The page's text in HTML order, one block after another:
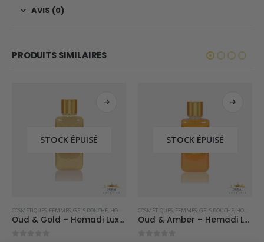
AVIS (0)
PRODUITS SIMILAIRES
PARFUMS
STOCK ÉPUISÉ
COSMÉTIQUES FEMMES GELS DOUCHE HOMMES
Oud & Gold – Hemadi Luxury Oud
STOCK ÉPUISÉ
COSMÉTIQUES FEMMES GELS DOUCHE HOMMES
Oud & Amber – Hemadi Luxury Oud